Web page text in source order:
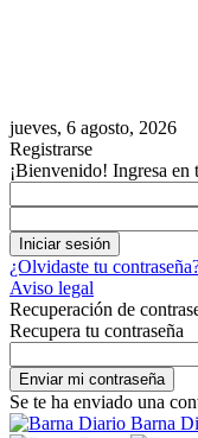
jueves, 6 agosto, 2026
Registrarse
¡Bienvenido! Ingresa en
¿Olvidaste tu
Aviso legal
Recuperación de
Recupera tu contraseña
Se te ha enviado una
Barna